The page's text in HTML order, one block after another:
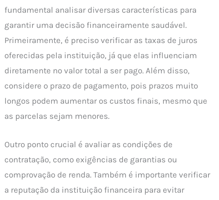
fundamental analisar diversas características para
garantir uma decisão financeiramente saudável.
Primeiramente, é preciso verificar as taxas de juros
oferecidas pela instituição, já que elas influenciam
diretamente no valor total a ser pago. Além disso,
considere o prazo de pagamento, pois prazos muito
longos podem aumentar os custos finais, mesmo que
as parcelas sejam menores.
Outro ponto crucial é avaliar as condições de
contratação, como exigências de garantias ou
comprovação de renda. Também é importante verificar
a reputação da instituição financeira para evitar